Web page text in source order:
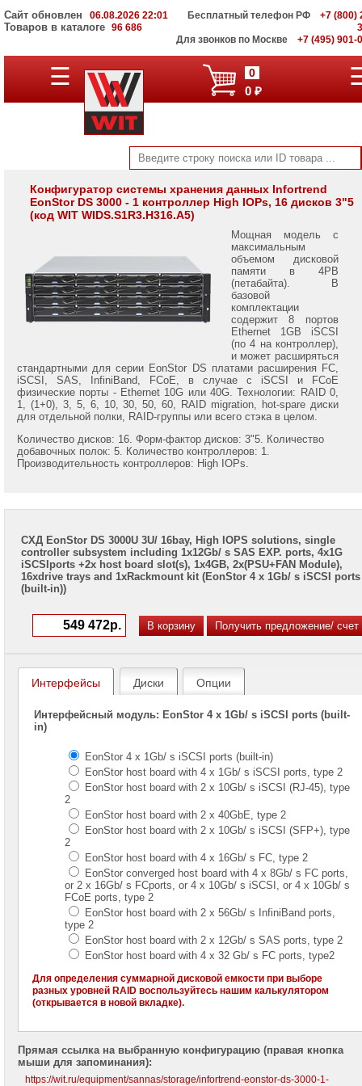
Сайт обновлен 06.08.2026 22:01
Товаров в каталоге 96 686
Бесплатный телефон РФ
+7 (800)
Для звонков по Москве
+7 (495) 901-
Infortrend
EonStor
Pro
1000
Pro
3000
Infortrend
EonStor
Infortrend
EonStor
GSe
2000
Infortrend
EonStor
GSe
Infortrend
DS
1000
Infortrend
EonStor
2000
DS
3000
Infortrend
EonStor
Infortrend
Infortrend
Infortrend
Infortrend
EonStor
GS
☰ 0
0 ₽
Конфигуратор системы хранения данных Infortrend
EonStor DS 3000 - 1 контроллер High IOPs, 16 дисков 3"5
(код WIT WIDS.S1R3.H316.A5)
Мощная модель с
максимальным
объемом дисковой
памяти в 4PB
(петабайта). В
базовой
комплектации
содержит 8 портов
Ethernet 1GB iSCSI
(по 4 на контроллер),
и может расширяться
стандартными для серии EonStor DS платами расширения FC,
iSCSI, SAS, InfiniBand, FCoE, в случае с iSCSI и FCoE
физические порты - Ethernet 10G или 40G. Технологии: RAID 0,
1, (1+0), 3, 5, 6, 10, 30, 50, 60, RAID migration, hot-spare диски
для отдельной полки, RAID-группы или всего стэка в целом.
Количество дисков: 16. Форм-фактор дисков: 3"5. Количество
добавочных полок: 5. Количество контроллеров: 1.
Производительность контроллеров: High IOPs.
СХД EonStor DS 3000U 3U/ 16bay, High IOPS solutions, single
controller subsystem including 1x12Gb/ s SAS EXP. ports, 4x1G
iSCSIports +2x host board slot(s), 1x4GB, 2x(PSU+FAN Module),
16xdrive trays and 1xRackmount kit (EonStor 4 x 1Gb/ s iSCSI ports
(built-in))
Интерфейсы Диски Опции
Интерфейсный модуль: EonStor 4 x 1Gb/ s iSCSI ports (built-
in)
EonStor 4 x 1Gb/ s iSCSI ports (built-in)
EonStor host board with 4 x 1Gb/ s iSCSI ports, type 2
EonStor host board with 2 x 10Gb/ s iSCSI (RJ-45), type
2
EonStor host board with 2 x 40GbE, type 2
EonStor host board with 2 x 10Gb/ s iSCSI (SFP+), type
2
EonStor host board with 4 x 16Gb/ s FC, type 2
EonStor converged host board with 4 x 8Gb/ s FC ports,
or 2 x 16Gb/ s FCports, or 4 x 10Gb/ s iSCSI, or 4 x 10Gb/ s
FCoE ports, type 2
EonStor host board with 2 x 56Gb/ s InfiniBand ports,
type 2
EonStor host board with 2 x 12Gb/ s SAS ports, type 2
EonStor host board with 4 x 32 Gb/ s FC ports, type2
Для определения суммарной дисковой емкости при выборе
разных уровней RAID воспользуйтесь нашим калькулятором
(открывается в новой вкладке).
Прямая ссылка на выбранную конфигурацию (правая кнопка
мыши для запоминания):
https://wit.ru/equipment/sannas/storage/infortrend-eonstor-ds-3000-1-